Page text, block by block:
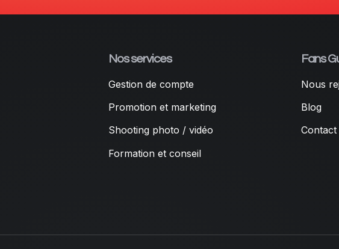
Nos services
Gestion de compte
Promotion et marketing
Shooting photo / vidéo
Formation et conseil
Fans
Nous
Blog
Contact